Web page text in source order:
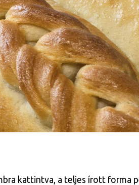
kattintva, a teljes írott forma